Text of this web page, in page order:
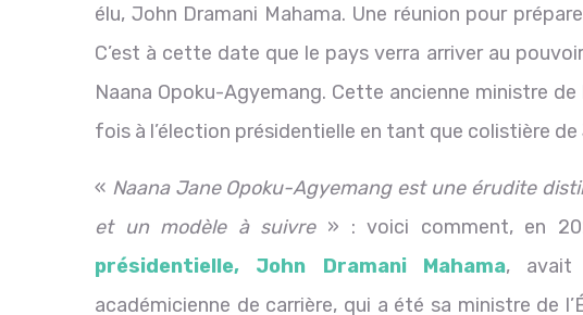
élu, John Dramani Mahama. Une réunion pour
C’est à cette date que le pays verra arriver au
Naana Opoku-Agyemang. Cette ancienne ministre
fois à l’élection présidentielle en tant que colistière de
« Naana Jane Opoku-Agyemang est une érudite
et un modèle à suivre » : voici comment, en
présidentielle, John Dramani Mahama, avait
académicienne de carrière, qui a été sa ministre de